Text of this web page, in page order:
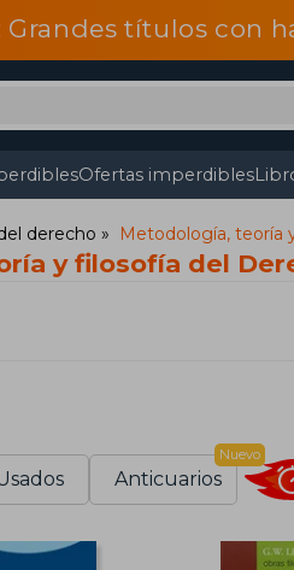
Grandes títulos con
Ofertas imperdibles
derecho Metodología, teoría
y filosofía del
Anticuarios
Nuevo